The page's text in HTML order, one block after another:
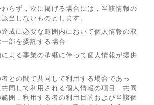
らず，次に掲げる場合には，当該情報の
当しないものとします。
成に必要な範囲内において個人情報の取
部を委託する場合
よる事業の承継に伴って個人情報が提供
との間で共同して利用する場合であっ
同して利用される個人情報の項目，共同
囲，利用する者の利用目的および当該個